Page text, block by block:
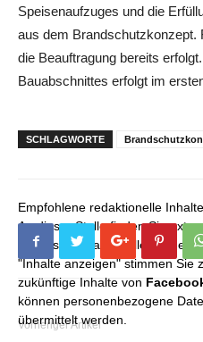
Speisenaufzuges und die
aus dem Brandschutzkonzept.
die Beauftragung bereits
Bauabschnittes erfolgt im
SCHLAGWORTE
Empfohlene redaktionelle Inhalte
An dieser Stelle finden Sie
die unser redaktionelles
"Inhalte anzeigen" stimmen Sie
zukünftige Inhalte von
können personenbezogene
übermittelt werden.
Vorheriger Artikel